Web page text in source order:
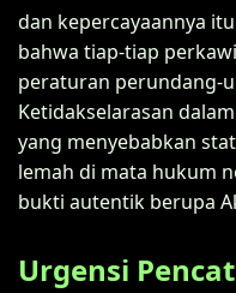
dan kepercayaannya
bahwa tiap-tiap
peraturan perundang-
Ketidakselarasan
yang menyebabkan
lemah di mata hukum
bukti autentik berupa
Urgensi